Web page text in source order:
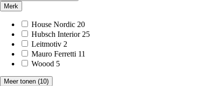
Merk
House Nordic 20
Hubsch Interior 25
Leitmotiv 2
Mauro Ferretti 11
Woood 5
Meer tonen (10)